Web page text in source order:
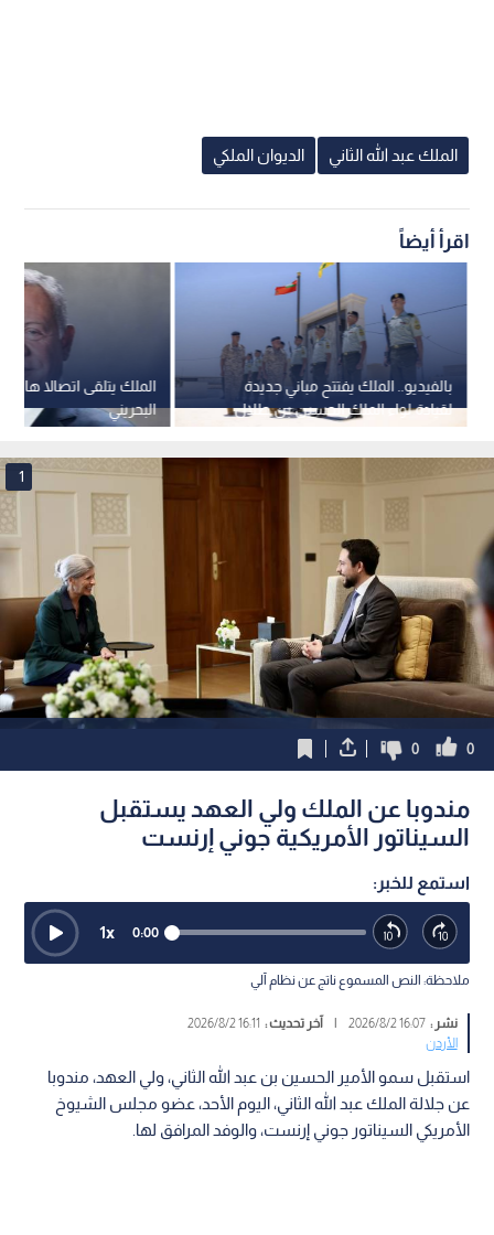
الملك عبد الله الثاني الديوان الملكي
اقرأ أيضاً
الملك يتلقى اتصالا
البحريني
بالفيديو.. الملك يفتتح مباني جديدة
لقيادة لواء الملك الحسين بن طلال
المدرع الملكي 40
1
0
0
مندوبا عن الملك ولي العهد يستقبل
السيناتور الأمريكية جوني إرنست
استمع للخبر:
0:00
1x
ملاحظة: النص المسموع ناتج عن نظام آلي
نشر :16:07 2026/8/2
| آخر تحديث : 16:11 2026/8/2
الأردن
استقبل سمو الأمير الحسين بن عبد الله الثاني، ولي العهد، مندوبا
عن جلالة الملك عبد الله الثاني، اليوم الأحد، عضو مجلس الشيوخ
الأمريكي السيناتور جوني إرنست، والوفد المرافق لها.